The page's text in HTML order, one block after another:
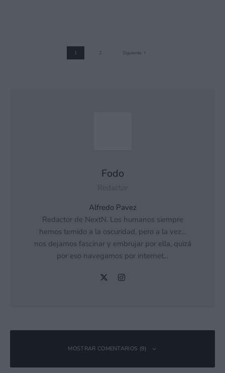
1 2 Siguiente
Fodo
Alfredo Pavez
Redactor de NextN. Los humanos siempre
hemos temido a la oscuridad, pero a la vez...
nos dejamos fascinar y embrujar por ella, quizá
por eso navegamos por internet...
MOSTRAR COMENTARIOS (9)